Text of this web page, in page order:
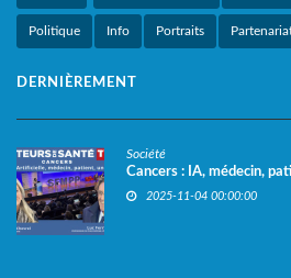
Politique Info Portraits
DERNIÈREMENT
Société
Cancers : IA, médecin,
2025-11-04 00:00:00